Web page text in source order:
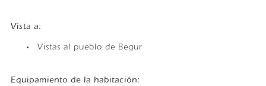
Vista a:
Vistas al pueblo de Begur
Equipamiento de la habitación: ​